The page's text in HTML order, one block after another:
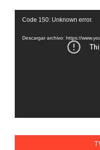
Reproductor
vídeo
Code 150: Unknown error.
Descargar archivo: https://